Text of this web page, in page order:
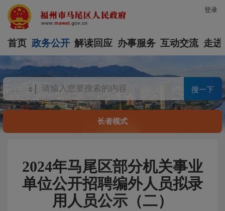
登录
首页 政务公开 解读回应 办事服务 互动交流 走进
搜一下
长者模式
2024年马尾区部分机关事业
单位公开招聘编外人员拟录
用人员公示（二）